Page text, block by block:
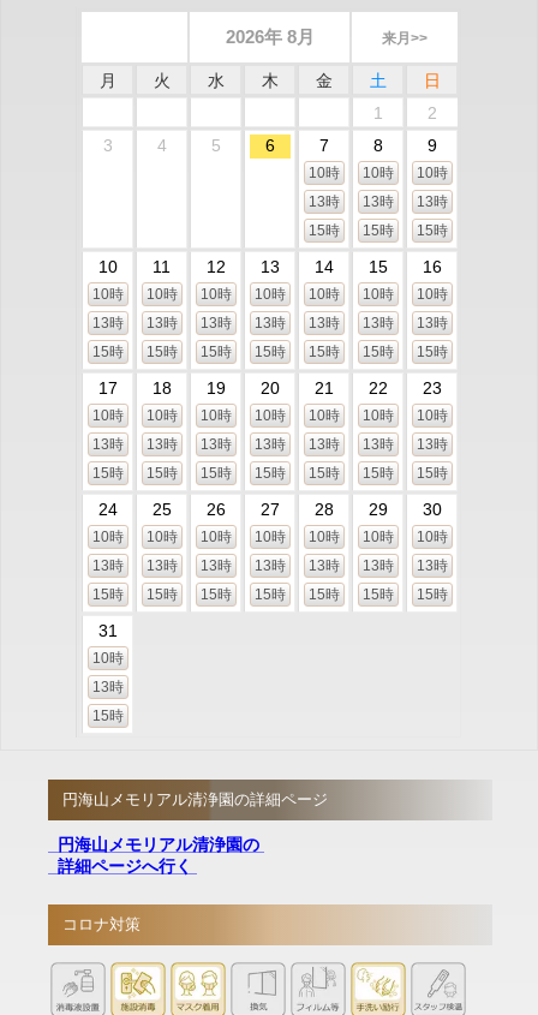
2026年 8月 来月>>
月 火 水 木 金 土
日
1
2
3
4 5 6 7
10時
13時
15時
8
10時
13時
15時
9
10時
13時
15時
10
10時
13時
15時
11
10時
13時
15時
12
10時
13時
15時
13
10時
13時
15時
14
10時
13時
15時
15
10時
13時
15時
16
10時
13時
15時
17
10時
13時
15時
18
10時
13時
15時
19
10時
13時
15時
20
10時
13時
15時
21
10時
13時
15時
22
10時
13時
15時
23
10時
13時
15時
24
10時
13時
15時
25
10時
13時
15時
26
10時
13時
15時
27
10時
13時
15時
28
10時
13時
15時
29
10時
13時
15時
30
10時
13時
15時
31
10時
13時
15時
円海山メモリアル清浄園の詳細ページ
円海山メモリアル清浄園の
詳細ページへ行く
コロナ対策